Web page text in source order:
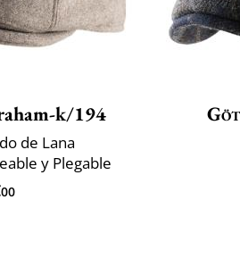
k/194
de Lana
y Plegable
00